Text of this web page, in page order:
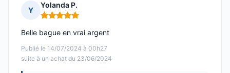
Y
Yolanda P.
Note : 5 sur 5
Publié le 14/07/2024 à 00h27
suite à un achat du 23/06/2024
Belle bague en vrai argent